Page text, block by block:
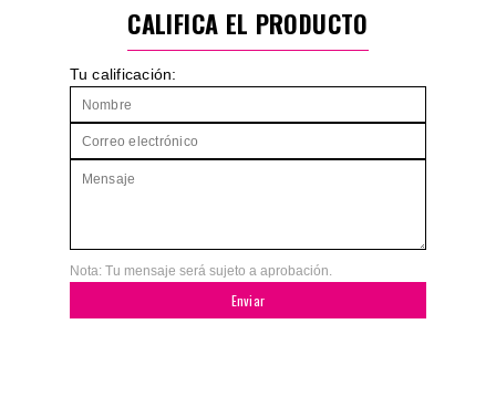
CALIFICA EL PRODUCTO
Tu calificación:
Nota: Tu mensaje será sujeto a aprobación.
Enviar